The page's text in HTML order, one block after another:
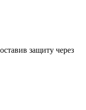
защиту через